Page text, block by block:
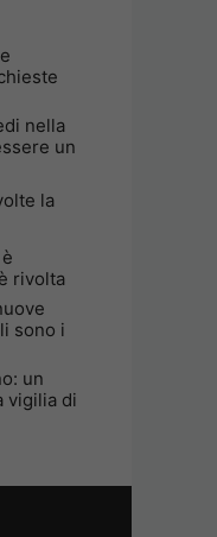
nella
un
la
rivolta
sono i
un
vigilia di